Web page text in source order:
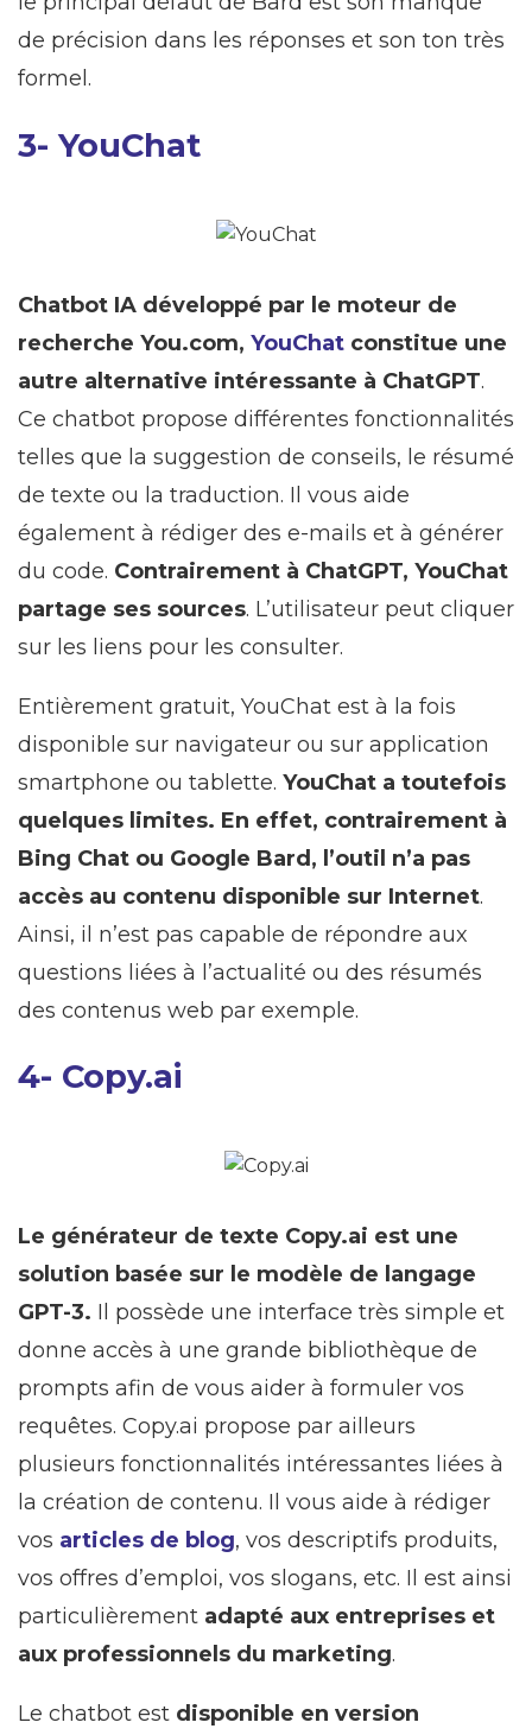
de précision dans les réponses et son ton très
formel.
3- YouChat
Chatbot IA développé par le moteur de
recherche You.com, YouChat constitue une
autre alternative intéressante à ChatGPT.
Ce chatbot propose différentes fonctionnalités
telles que la suggestion de conseils, le résumé
de texte ou la traduction. Il vous aide
également à rédiger des e-mails et à générer
du code. Contrairement à ChatGPT, YouChat
partage ses sources. L’utilisateur peut cliquer
sur les liens pour les consulter.
Entièrement gratuit, YouChat est à la fois
disponible sur navigateur ou sur application
smartphone ou tablette. YouChat a toutefois
quelques limites. En effet, contrairement à
Bing Chat ou Google Bard, l’outil n’a pas
accès au contenu disponible sur Internet.
Ainsi, il n’est pas capable de répondre aux
questions liées à l’actualité ou des résumés
des contenus web par exemple.
4- Copy.ai
Le générateur de texte Copy.ai est une
solution basée sur le modèle de langage
GPT-3. Il possède une interface très simple et
donne accès à une grande bibliothèque de
prompts afin de vous aider à formuler vos
requêtes. Copy.ai propose par ailleurs
plusieurs fonctionnalités intéressantes liées à
la création de contenu. Il vous aide à rédiger
vos articles de blog, vos descriptifs produits,
vos offres d’emploi, vos slogans, etc. Il est ainsi
particulièrement adapté aux entreprises et
aux professionnels du marketing.
Le chatbot est disponible en version